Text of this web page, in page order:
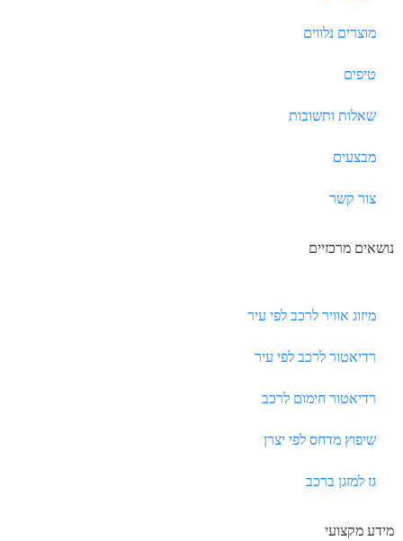
מוצרים נלווים
טיפים
שאלות ותשובות
מבצעים
צור קשר
נושאים מרכזיים
מיזוג אוויר לרכב לפי עיר
רדיאטור לרכב לפי עיר
רדיאטור חימום לרכב
שיפוץ מדחס לפי יצרן
גז למזגן ברכב
מידע מקצועי